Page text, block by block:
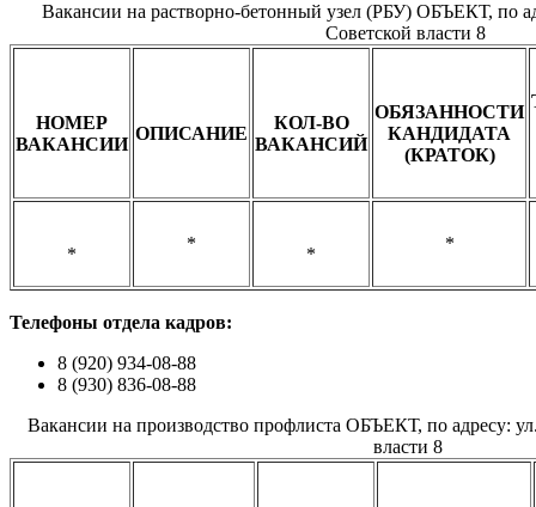
Вакансии на растворно-бетонный узел (РБУ) ОБЪЕКТ, по
Советской власти 8
НОМЕР
ВАКАНСИИ
ОПИСАНИЕ
КОЛ-ВО
ВАКАНСИЙ
ОБЯЗАННОСТИ
КАНДИДАТА
(КРАТОК)
*
*
*
*
Телефоны отдела кадров:
8 (920) 934-08-88
8 (930) 836-08-88
Вакансии на производство профлиста ОБЪЕКТ, по адресу:
власти 8